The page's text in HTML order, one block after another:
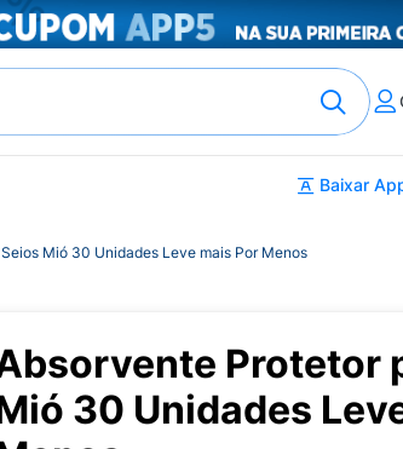
Baixar
Mió 30 Unidades Leve mais Por Menos
Protetor
30 Unidades